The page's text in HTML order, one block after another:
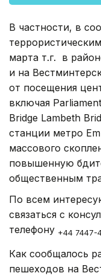
В частности, в
марта т.г. в
и на
от посещения
включая
Bridge Lambeth
станции метро
массового
повышенную
общественным
По всем
связаться с
телефону +44 7447-
Как сообщалось
пешеходов на